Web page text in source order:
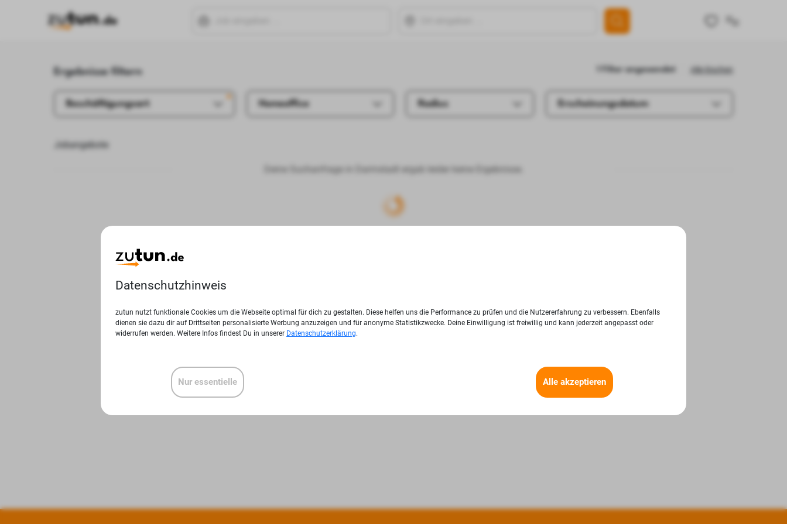
Ergebnisse filtern Alle löschen
1 Filter angewendet
Beschäftigungsart Homeoffice Radius Erscheinungsdatum
Jobangebote
Deine Suchanfrage in Darmstadt ergab leider keine Ergebnisse.
Datenschutzhinweis
zutun nutzt funktionale Cookies um die Webseite optimal für dich zu gestalten. Diese helfen uns die Performance zu prüfen und die Nutzererfahrung zu verbessern. Ebenfalls
dienen sie dazu dir auf Drittseiten personalisierte Werbung anzuzeigen und für anonyme Statistikzwecke. Deine Einwilligung ist freiwillig und kann jederzeit angepasst oder
widerrufen werden. Weitere Infos findest Du in unserer Datenschutzerklärung.
Alle akzeptieren
Nur essentielle